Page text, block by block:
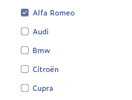
Alfa Romeo
Audi
Bmw
Citroën
Cupra